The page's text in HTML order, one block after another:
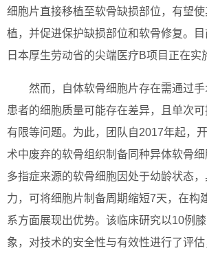
细胞片直接移植至软骨缺损部位，有望
植，并促进保护缺损部位和软骨修复。
日本厚生劳动省的尖端医疗B项目正在实
然而，自体软骨细胞片存在需通过
患者的细胞质量可能存在差异，且单次
有限等问题。为此，团队自2017年起，
术中废弃的软骨组织制备同种异体软骨细
多指症来源的软骨细胞因处于幼龄状态
力，可将细胞片制备周期缩短7天，在构
系方面展现出优势。该临床研究以10例
象，对技术的安全性与有效性进行了评